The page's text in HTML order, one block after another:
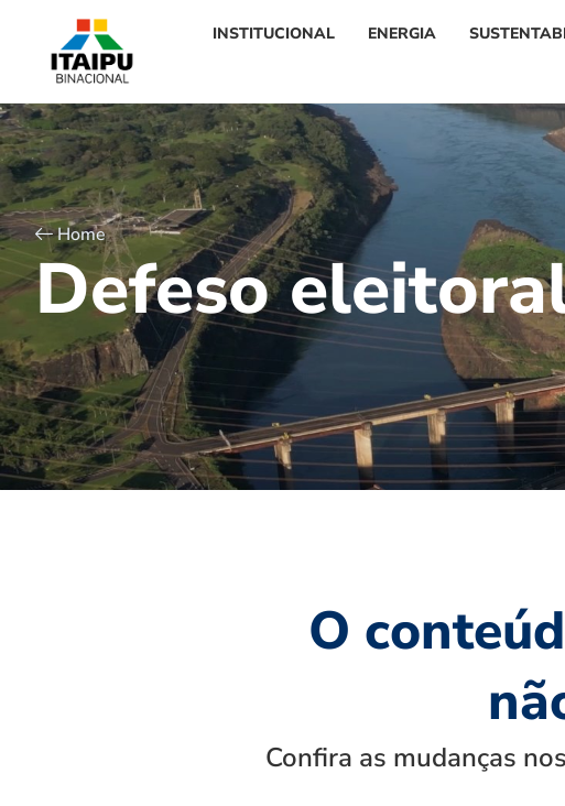
INSTITUCIONAL ENERGIA
Home
Defeso eleitora
O
Confira as mudanças